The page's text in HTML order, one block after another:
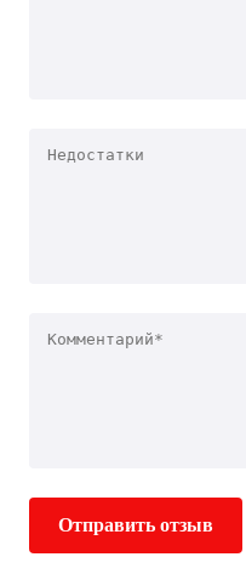
Отправить отзыв